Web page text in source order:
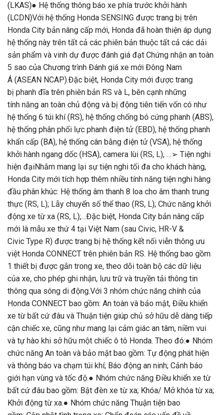
(LKAS)● Hệ thống thông báo xe phía trước khởi hành
(LCDN)Với hệ thống Honda SENSING được trang bị trên
Honda City bản nâng cấp mới, Honda đã hoàn thiện áp dụng
hệ thống này trên tất cả các phiên bản thuộc tất cả các dải
sản phẩm và vinh dự được đánh giá đạt Chứng nhận an toàn
5 sao của Chương trình Đánh giá xe mới Đông Nam
Á (ASEAN NCAP).Đặc biệt, Honda City mới được trang
bị phanh đĩa trên phiên bản RS và L, bên cạnh những
tính năng an toàn chủ động và bị động tiên tiến vốn có như
hệ thống 6 túi khí (RS), hệ thống chống bó cứng phanh (ABS),
hệ thống phân phối lực phanh điện tử (EBD), hệ thống phanh
khẩn cấp (BA), hệ thống cân bằng điện tử (VSA), hệ thống
khởi hành ngang dốc (HSA), camera lùi (RS, L), …➢ Tiện nghi
hiện đạiNhằm mang lại sự tiện nghi tối đa cho khách hàng,
Honda City mới tích hợp thêm nhiều tính năng tiện nghi hàng
đầu phân khúc: Hệ thống âm thanh 8 loa cho âm thanh trung
thực (RS, L); Lẫy chuyển số thể thao (RS, L); Chức năng khởi
động xe từ xa (RS, L);…Đặc biệt, Honda City bản nâng cấp
mới là mẫu xe thứ 4 tại Việt Nam (sau Civic, HR-V &
Civic Type R) được trang bị hệ thống kết nối viễn thông ưu
việt Honda CONNECT trên phiên bản RS. Hệ thống bao gồm
1 thiết bị được gắn trong xe, theo dõi toàn bộ các dữ liệu
của xe, cho phép ghi nhận, lưu trữ và truyền tải thông tin
thông qua sóng di động.Với 3 nhóm chức năng chính của
Honda CONNECT bao gồm: An toàn và bảo mật, Điều khiển
xe từ bất cứ đâu và Thuận tiện giúp chủ sở hữu dễ dàng tiếp
cận chiếc xe, cũng như mang lại cảm giác an tâm, niềm vui
và tự hào khi sở hữu một chiếc ô tô Honda. Theo đó:● Nhóm
chức năng An toàn và bảo mật bao gồm: Tự động phát hiện
và thông báo va chạm túi khí; Báo động an ninh; Cảnh báo
giới hạn vùng và tốc độ.● Nhóm chức năng Điều khiển xe từ
bất cứ đâu bao gồm: Bật đèn xe từ xa; Khóa/ Mở khóa từ xa;
Khởi động từ xa.● Nhóm chức năng Thuận tiện bao